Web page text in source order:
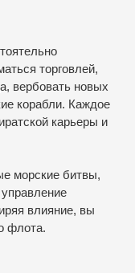
торговлей,
вербовать новых
корабли. Каждое
карьеры и
морские битвы,
влияние, вы
флота.